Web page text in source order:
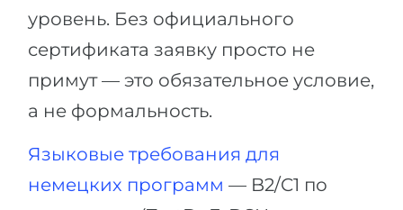
уровень. Без официального
сертификата заявку просто не
примут — это обязательное условие,
а не формальность.
Языковые требования для
немецких программ — B2/C1 по